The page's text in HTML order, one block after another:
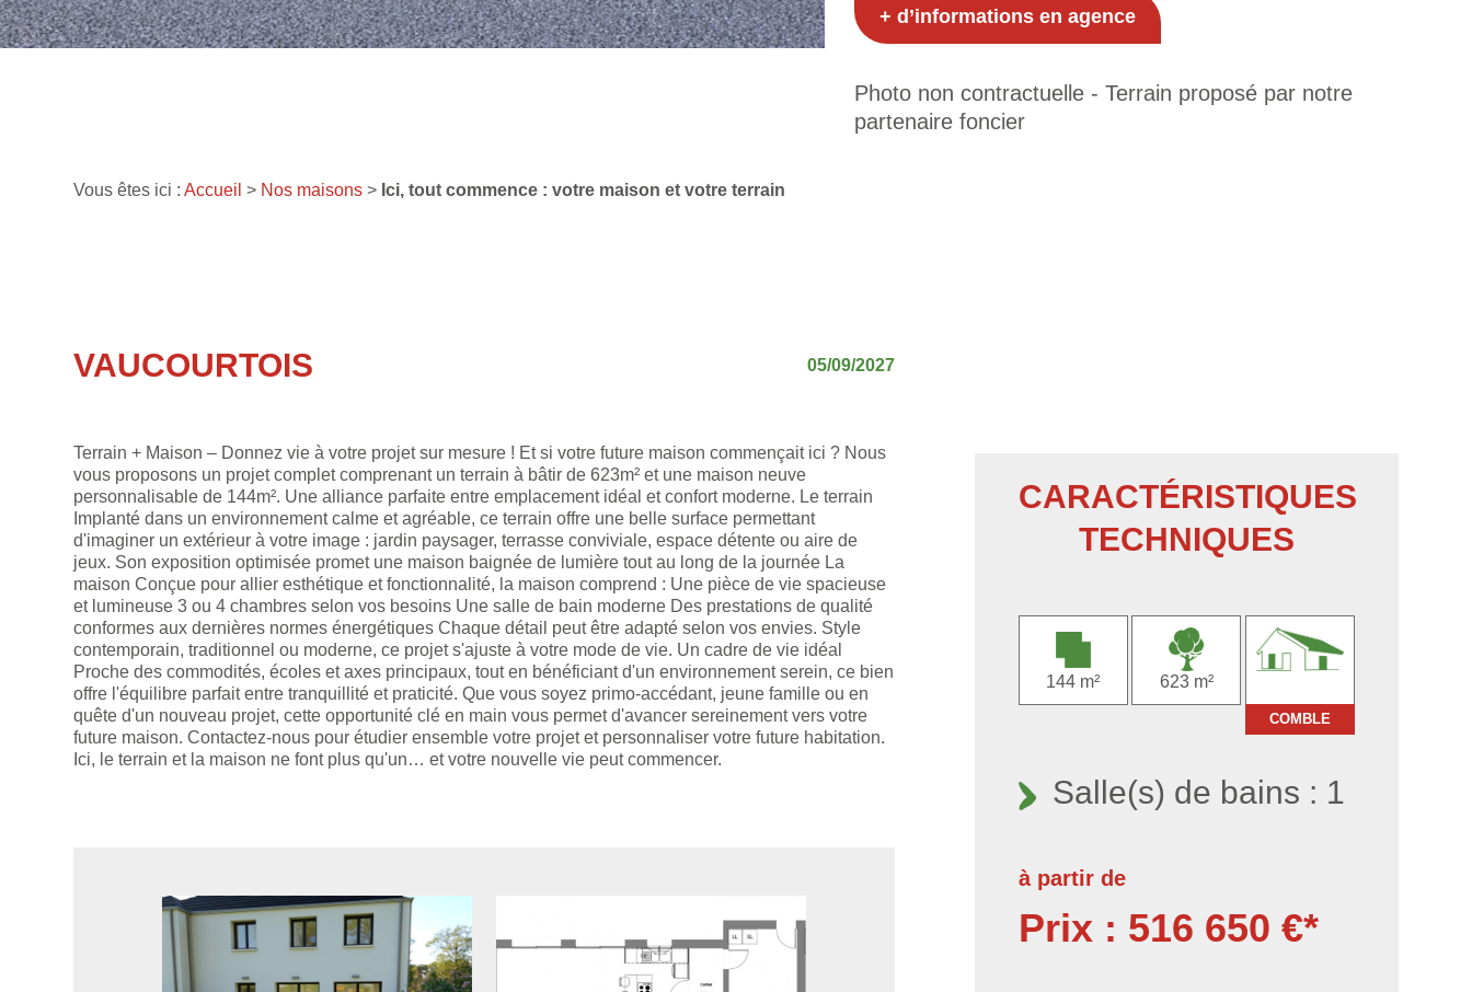
+ d’informations en agence
Photo non contractuelle - Terrain proposé par notre
partenaire foncier
Vous êtes ici :Accueil > Nos maisons > Ici, tout commence : votre maison et votre terrain
VAUCOURTOIS 05/09/2027
Terrain + Maison – Donnez vie à votre projet sur mesure ! Et si votre future maison commençait ici ? Nous
vous proposons un projet complet comprenant un terrain à bâtir de 623m² et une maison neuve
personnalisable de 144m². Une alliance parfaite entre emplacement idéal et confort moderne. Le terrain
Implanté dans un environnement calme et agréable, ce terrain offre une belle surface permettant
d'imaginer un extérieur à votre image : jardin paysager, terrasse conviviale, espace détente ou aire de
jeux. Son exposition optimisée promet une maison baignée de lumière tout au long de la journée La
maison Conçue pour allier esthétique et fonctionnalité, la maison comprend : Une pièce de vie spacieuse
et lumineuse 3 ou 4 chambres selon vos besoins Une salle de bain moderne Des prestations de qualité
conformes aux dernières normes énergétiques Chaque détail peut être adapté selon vos envies. Style
contemporain, traditionnel ou moderne, ce projet s'ajuste à votre mode de vie. Un cadre de vie idéal
Proche des commodités, écoles et axes principaux, tout en bénéficiant d'un environnement serein, ce bien
offre l'équilibre parfait entre tranquillité et praticité. Que vous soyez primo-accédant, jeune famille ou en
quête d'un nouveau projet, cette opportunité clé en main vous permet d'avancer sereinement vers votre
future maison. Contactez-nous pour étudier ensemble votre projet et personnaliser votre future habitation.
Ici, le terrain et la maison ne font plus qu'un… et votre nouvelle vie peut commencer.
CARACTÉRISTIQUES
TECHNIQUES
144 m² 623 m²
COMBLE
Salle(s) de bains : 1
à partir de
Prix : 516 650 €*